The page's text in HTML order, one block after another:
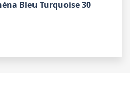
Bleu Turquoise 30